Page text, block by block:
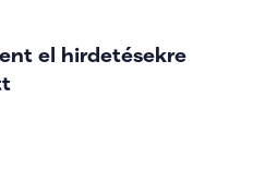
el hirdetésekre